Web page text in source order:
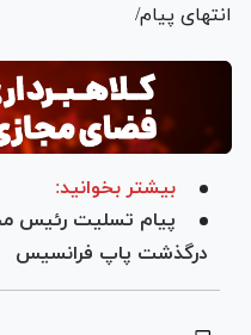
انتهای پیام/
بیشتر بخوانید:
پیام تسلیت رئیس
درگذشت پاپ فرانسیس